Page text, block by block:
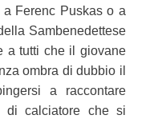
Ferenc Puskas o a
Sambenedettese
a tutti che il giovane
ombra di dubbio il
a raccontare
di calciatore che si